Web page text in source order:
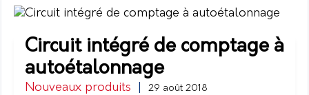
Circuit intégré de comptage à
autoétalonnage
Nouveaux produits 29 août 2018